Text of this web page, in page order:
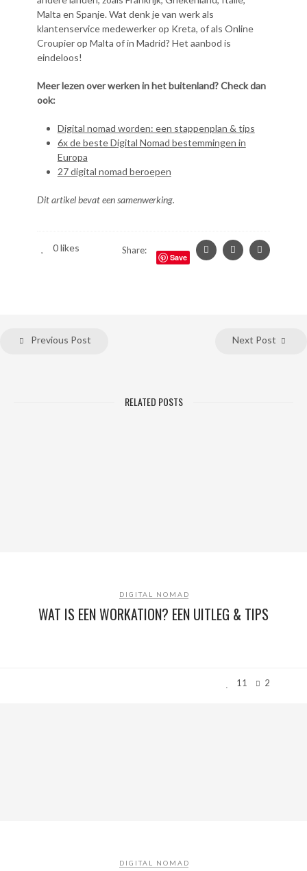
Malta en Spanje. Wat denk je van werk als
klantenservice medewerker op Kreta, of als Online
Croupier op Malta of in Madrid? Het aanbod is
eindeloos!
Meer lezen over werken in het buitenland? Check dan
ook:
Digital nomad worden: een stappenplan & tips
6x de beste Digital Nomad bestemmingen in
Europa
27 digital nomad beroepen
Dit artikel bevat een samenwerking.
0likes Share:
Save
Previous Post Next Post
RELATED POSTS
DIGITAL NOMAD
WAT IS EEN WORKATION? EEN UITLEG & TIPS
11 2
DIGITAL NOMAD